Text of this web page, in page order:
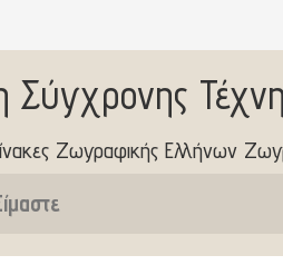
Σύγχρονης
Ζωγραφικής Ελλήνων